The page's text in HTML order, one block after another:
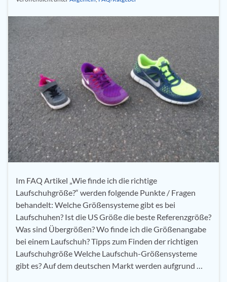
Im FAQ Artikel „Wie finde ich die richtige
Laufschuhgröße?“ werden folgende Punkte / Fragen
behandelt: Welche Größensysteme gibt es bei
Laufschuhen? Ist die US Größe die beste Referenzgröße?
Was sind Übergrößen? Wo finde ich die Größenangabe
bei einem Laufschuh? Tipps zum Finden der richtigen
Laufschuhgröße Welche Laufschuh-Größensysteme
gibt es? Auf dem deutschen Markt werden aufgrund …